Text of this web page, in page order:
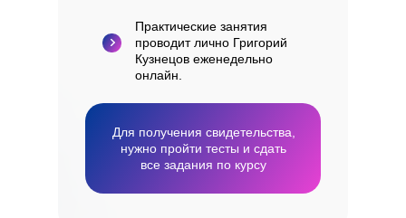
Для получения свидетельства,
нужно пройти тесты и сдать
все задания по курсу
Практические занятия
проводит лично Григорий
Кузнецов еженедельно
онлайн.